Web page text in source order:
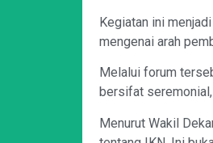
Kegiatan ini
mengenai arah
Melalui forum
bersifat
Menurut Wakil